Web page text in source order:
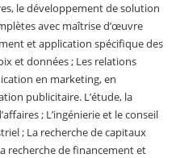
le développement de solution
avec maîtrise d’œuvre
et application spécifique des
et données ; Les relations
en marketing, en
publicitaire. L’étude, la
; L’ingénierie et le conseil
; La recherche de capitaux
recherche de financement et